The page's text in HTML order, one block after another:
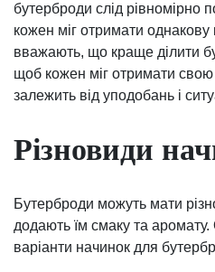
бутерброди слід рівномірно
кожен міг отримати однакову
вважають, що краще ділити
щоб кожен міг отримати свою
залежить від уподобань і
Різновиди
Бутерброди можуть мати
додають їм смаку та аромату.
варіанти начинок для